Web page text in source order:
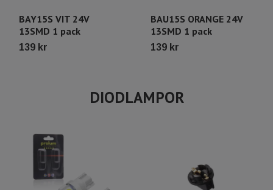
BAY15S VIT 24V
13SMD 1 pack
139 kr
BAU15S ORANGE 24V
13SMD 1 pack
139 kr
DIODLAMPOR